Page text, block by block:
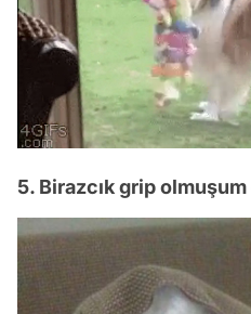
5. Birazcık grip olmuşum